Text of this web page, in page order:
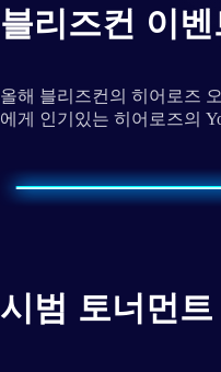
블리즈컨 이
올해 블리즈컨의 히어로즈
에게 인기있는 히어로즈의
시범 토너먼트